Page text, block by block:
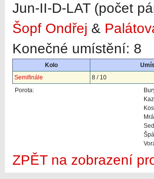
Jun-II-D-LAT (počet
Šopf Ondřej &
Konečné umístění: 8
Kolo
Semifinále
8 / 10
Porota:
ZPĚT na zobrazení